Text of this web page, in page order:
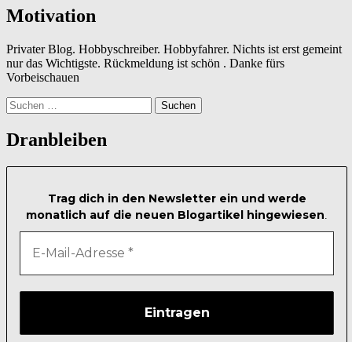
Motivation
Privater Blog. Hobbyschreiber. Hobbyfahrer. Nichts ist erst gemeint
nur das Wichtigste. Rückmeldung ist schön . Danke fürs
Vorbeischauen
Suchen
nach:
Dranbleiben
Trag dich in den Newsletter ein und werde
monatlich auf die neuen Blogartikel hingewiesen.